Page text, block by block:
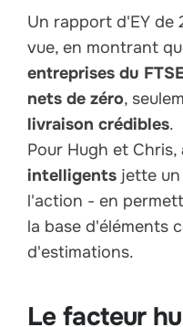
Un rapport d'EY de
vue, en montrant
entreprises du
nets de zéro,
livraison crédibles.
Pour Hugh et Chris,
intelligents jette
l'action - en
la base d'éléments
d'estimations.
Le facteur